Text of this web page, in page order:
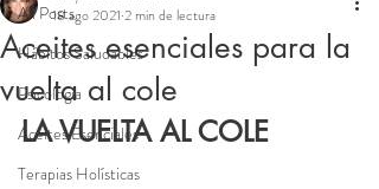
All Posts
Hábitos Saludables
Psicologia
Aceites Esenciales
Terapias Holísticas
Aceites esenciales para la
vuelta al cole
18 ago 2021 2 min de lectura
LA VUELTA AL COLE